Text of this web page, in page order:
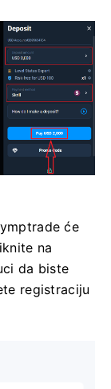
će
na
da biste
registraciju